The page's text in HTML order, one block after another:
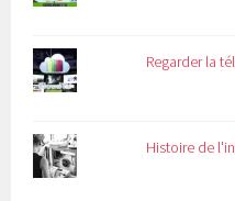
Regarder la
Histoire de